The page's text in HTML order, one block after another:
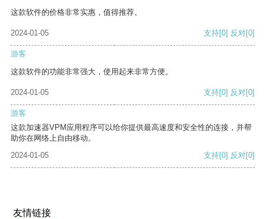
这款软件的价格非常实惠，值得推荐。
2024-01-05 支持[0] 反对[0]
游客
这款软件的功能非常强大，使用起来非常方便。
2024-01-05 支持[0] 反对[0]
游客
这款加速器VPM应用程序可以给你提供最高速度和安全性的连接，并帮
助你在网络上自由移动。
2024-01-05
支持[0] 反对[0]
友情链接